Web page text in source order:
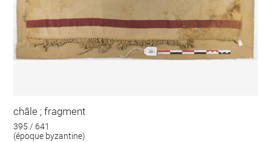
châle ; fragment
395 / 641
(époque byzantine)